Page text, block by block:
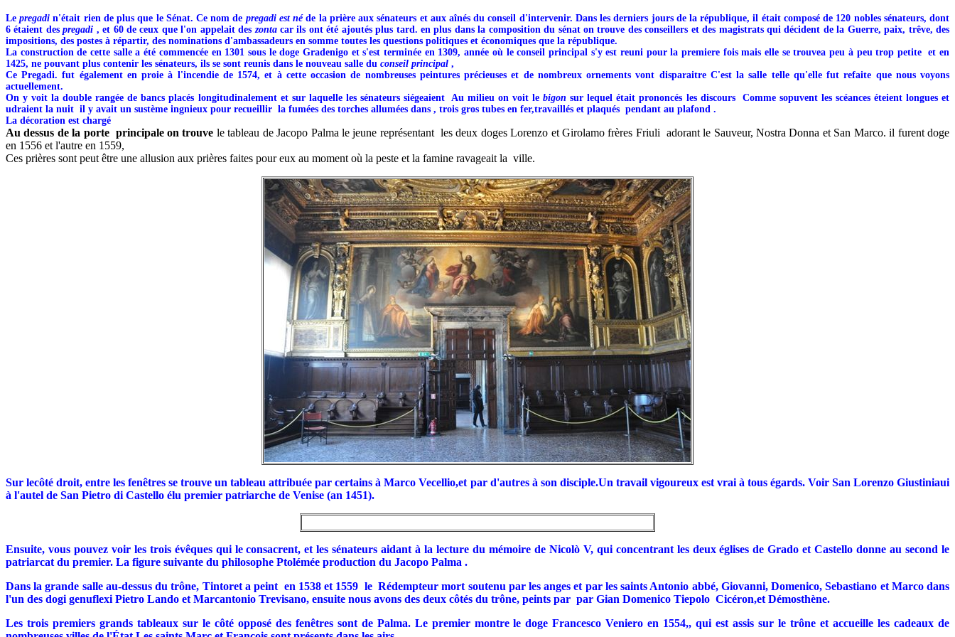
Lepregadi n'était rien de plus que le Sénat. Ce nom de pregadi est néde la prière aux sénateurs et aux aînés du conseil d'intervenir. Dans les derniers jours de la république, il était composé de 120 nobles sénateurs, dont
6 étaient despregadi , et 60 de ceux que l'on appelait deszontacar ils ont été ajoutés plus tard. en plus dans la composition du sénat on trouve des conseillers et des magistrats qui décident de la Guerre, paix, trêve, des
impositions, des postes à répartir, des nominations d'ambassadeurs en somme toutes les questions politiques et économiques que la république.
La construction de cette salle a été commencée en 1301 sous le doge Gradenigo et s'est terminée en 1309, année où le conseil principal s'y est reuni pour la premiere fois mais elle se trouvea peu à peu trop petite et en
1425, ne pouvant plus contenir les sénateurs, ils se sont reunis dans le nouveau salle du conseil principal ,
Ce Pregadi. fut également en proie à l'incendie de 1574, et à cette occasion de nombreuses peintures précieuses et de nombreux ornements vont disparaitre C'est la salle telle qu'elle fut refaite que nous voyons
actuellement.
On y voit la double rangée de bancs placés longitudinalement et sur laquelle les sénateurs siégeaient Au milieu on voit lebigon sur lequel était prononcés les discours Comme sopuvent les scéances éteient longues et
udraient la nuit il y avait un sustème ingnieux pour recueillir la fumées des torches allumées dans , trois gros tubes en fer,travaillés et plaqués pendant au plafond .
La décoration est chargé
Au dessus de la porte principale on trouve le tableau de Jacopo Palma le jeune représentant les deux doges Lorenzo et Girolamo frères Friuli adorant le Sauveur, Nostra Donna et San Marco. il furent doge
en 1556 et l'autre en 1559,
Ces prières sont peut être une allusion aux prières faites pour eux au moment où la peste et la famine ravageait la ville.
Sur lecôté droit, entre les fenêtres se trouve un tableau attribuée par certains à Marco Vecellio,et par d'autres à son disciple.Un travail vigoureux est vrai à tous égards. Voir San Lorenzo Giustiniaui
à l'autel de San Pietro di Castello élu premier patriarche de Venise (an 1451).
Ensuite, vous pouvez voir les trois évêques qui le consacrent, et les sénateurs aidant à la lecture du mémoire de Nicolò V, qui concentrant les deux églises de Grado et Castello donne au second le
patriarcat du premier. La figure suivante du philosophe Ptolémée production du Jacopo Palma .
Dans la grande salle au-dessus du trône, Tintoret a peint en 1538 et 1559 le Rédempteur mort soutenu par les anges et par les saints Antonio abbé, Giovanni, Domenico, Sebastiano et Marco dans
l'un des dogi genuflexi Pietro Lando et Marcantonio Trevisano, ensuite nous avons des deux côtés du trône, peints par par Gian Domenico Tiepolo Cicéron,et Démosthène.
Les trois premiers grands tableaux sur le côté opposé des fenêtres sont de Palma. Le premier montre le doge Francesco Veniero en 1554,, qui est assis sur le trône et accueille les cadeaux de